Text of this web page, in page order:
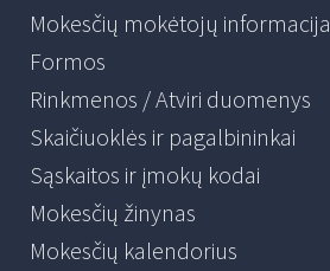
Mokesčių mokėtojų informacija
Formos
Rinkmenos / Atviri duomenys
Skaičiuoklės ir pagalbininkai
Sąskaitos ir įmokų kodai
Mokesčių žinynas
Mokesčių kalendorius